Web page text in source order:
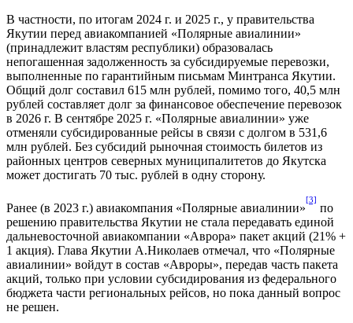
В частности, по итогам 2024 г. и 2025 г., у правительства
Якутии перед авиакомпанией «Полярные авиалинии»
(принадлежит властям республики) образовалась
непогашенная задолженность за субсидируемые перевозки,
выполненные по гарантийным письмам Минтранса Якутии.
Общий долг составил 615 млн рублей, помимо того, 40,5 млн
рублей составляет долг за финансовое обеспечение перевозок
в 2026 г. В сентябре 2025 г. «Полярные авиалинии» уже
отменяли субсидированные рейсы в связи с долгом в 531,6
млн рублей. Без субсидий рыночная стоимость билетов из
районных центров северных муниципалитетов до Якутска
может достигать 70 тыс. рублей в одну сторону.
Ранее (в 2023 г.) авиакомпания «Полярные авиалинии»
[3]
по
решению правительства Якутии не стала передавать единой
дальневосточной авиакомпании «Аврора» пакет акций (21% +
1 акция). Глава Якутии А.Николаев отмечал, что «Полярные
авиалинии» войдут в состав «Авроры», передав часть пакета
акций, только при условии субсидирования из федерального
бюджета части региональных рейсов, но пока данный вопрос
не решен.